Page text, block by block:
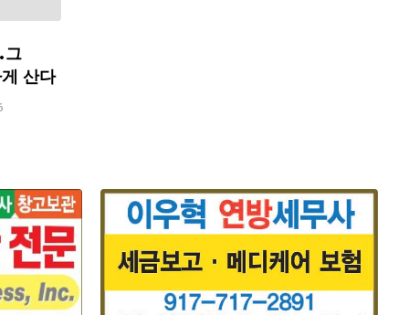
그
산다